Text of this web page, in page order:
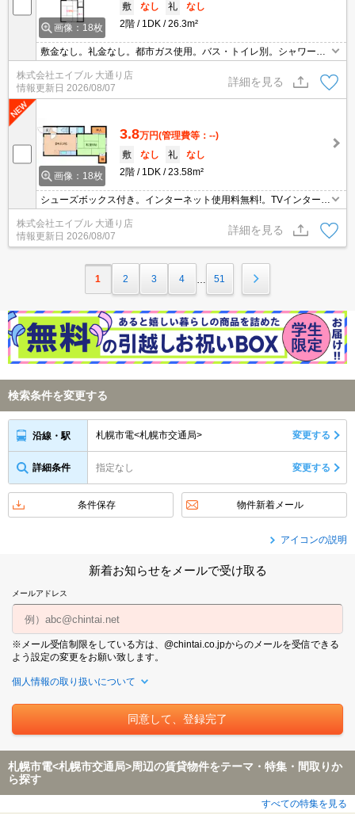
画像：18枚
敷
なし 礼
なし
2階
1DK 26.3m²
敷金なし。礼金なし。都市ガス使用。バス・トイレ別。シャワー付
独立洗面台。シューズボックス付き。インターネット無料。TVイン
ターホン付き。ガスコンロ設置可。ケーブルテレビ対応(J:COM)。
株式会社エイブル 大通り店
情報更新日 2026/08/07
詳細を見る
画像：18枚
3.8万円(管理費等：--)
敷
なし 礼
なし
2階
1DK 23.58m²
シューズボックス付き。インターネット使用料無料!。TVインターホ
ン付き。都市ガス使用。シャワー付独立洗面台。室内に洗濯機置場
あり。バス・トイレ別。契約金（初期費用）クレジット決済可。
株式会社エイブル 大通り店
情報更新日 2026/08/07
詳細を見る
1 2 3 4 51
検索条件を変更する
沿線・駅 札幌市電<札幌市交通局> 変更する
詳細条件 指定なし 変更する
条件保存 物件新着メール
アイコンの説明
新着お知らせをメールで受け取る
メールアドレス
※メール受信制限をしている方は、@chintai.co.jpからのメールを受信できる
よう設定の変更をお願い致します。
個人情報の取り扱いについて
札幌市電<札幌市交通局>周辺の賃貸物件をテーマ・特集・間取りか
ら探す
すべての特集を見る